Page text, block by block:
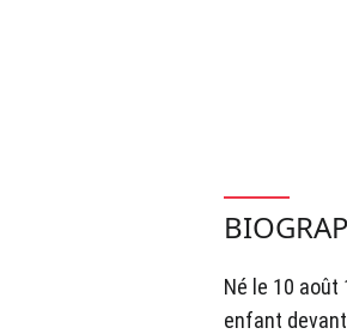
Né le 10 août
enfant